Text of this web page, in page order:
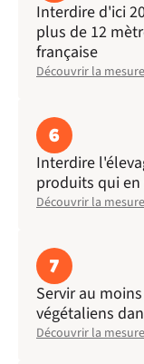
Interdire d'ici
plus de 12
française
Découvrir la mesure
6
Interdire
produits qui
Découvrir la mesure
7
Servir au
végétaliens
Découvrir la mesure